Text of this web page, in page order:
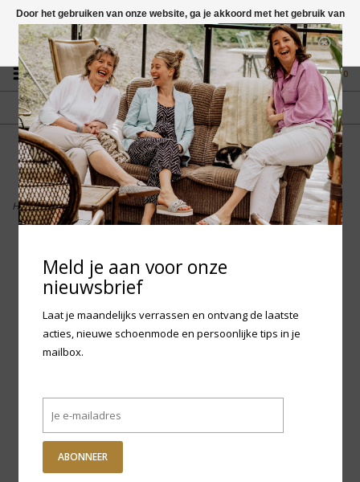
Vragen? App naar +31 58 250 1503
0
GRATIS VERZENDING NL
Vanaf € 75,-
FYSIEKE WINKEL
in Mantgum (frl)
fdad
Home>Finn Comfort Filzmoos Wollfilz - Anthrazit
Door het gebruiken van onze website, ga je akkoord met het gebruik van
cookies om onze website te verbeteren.
Dit bericht verbergen
Meer over cookies »
Meld je aan voor onze
nieuwsbrief
Laat je maandelijks verrassen en ontvang de laatste
acties, nieuwe schoenmode en persoonlijke tips in je
mailbox.
ABONNEER